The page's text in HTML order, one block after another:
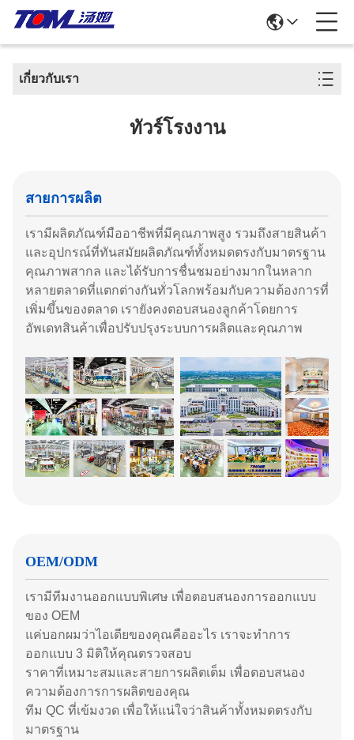
เกี่ยวกับเรา
ทัวร์โรงงาน
สายการผลิต
เรามีผลิตภัณฑ์มืออาชีพที่มีคุณภาพสูง รวมถึงสายสินค้า
และอุปกรณ์ที่ทันสมัยผลิตภัณฑ์ทั้งหมดตรงกับมาตรฐาน
คุณภาพสากล และได้รับการชื่นชมอย่างมากในหลาก
หลายตลาดที่แตกต่างกันทั่วโลกพร้อมกับความต้องการที่
เพิ่มขึ้นของตลาด เรายังคงตอบสนองลูกค้าโดยการ
อัพเดทสินค้าเพื่อปรับปรุงระบบการผลิตและคุณภาพ
OEM/ODM
เรามีทีมงานออกแบบพิเศษ เพื่อตอบสนองการออกแบบ
ของ OEM
แค่บอกผมว่าไอเดียของคุณคืออะไร เราจะทําการ
ออกแบบ 3 มิติให้คุณตรวจสอบ
ราคาที่เหมาะสมและสายการผลิตเต็ม เพื่อตอบสนอง
ความต้องการการผลิตของคุณ
ทีม QC ที่เข้มงวด เพื่อให้แน่ใจว่าสินค้าทั้งหมดตรงกับ
มาตรฐาน